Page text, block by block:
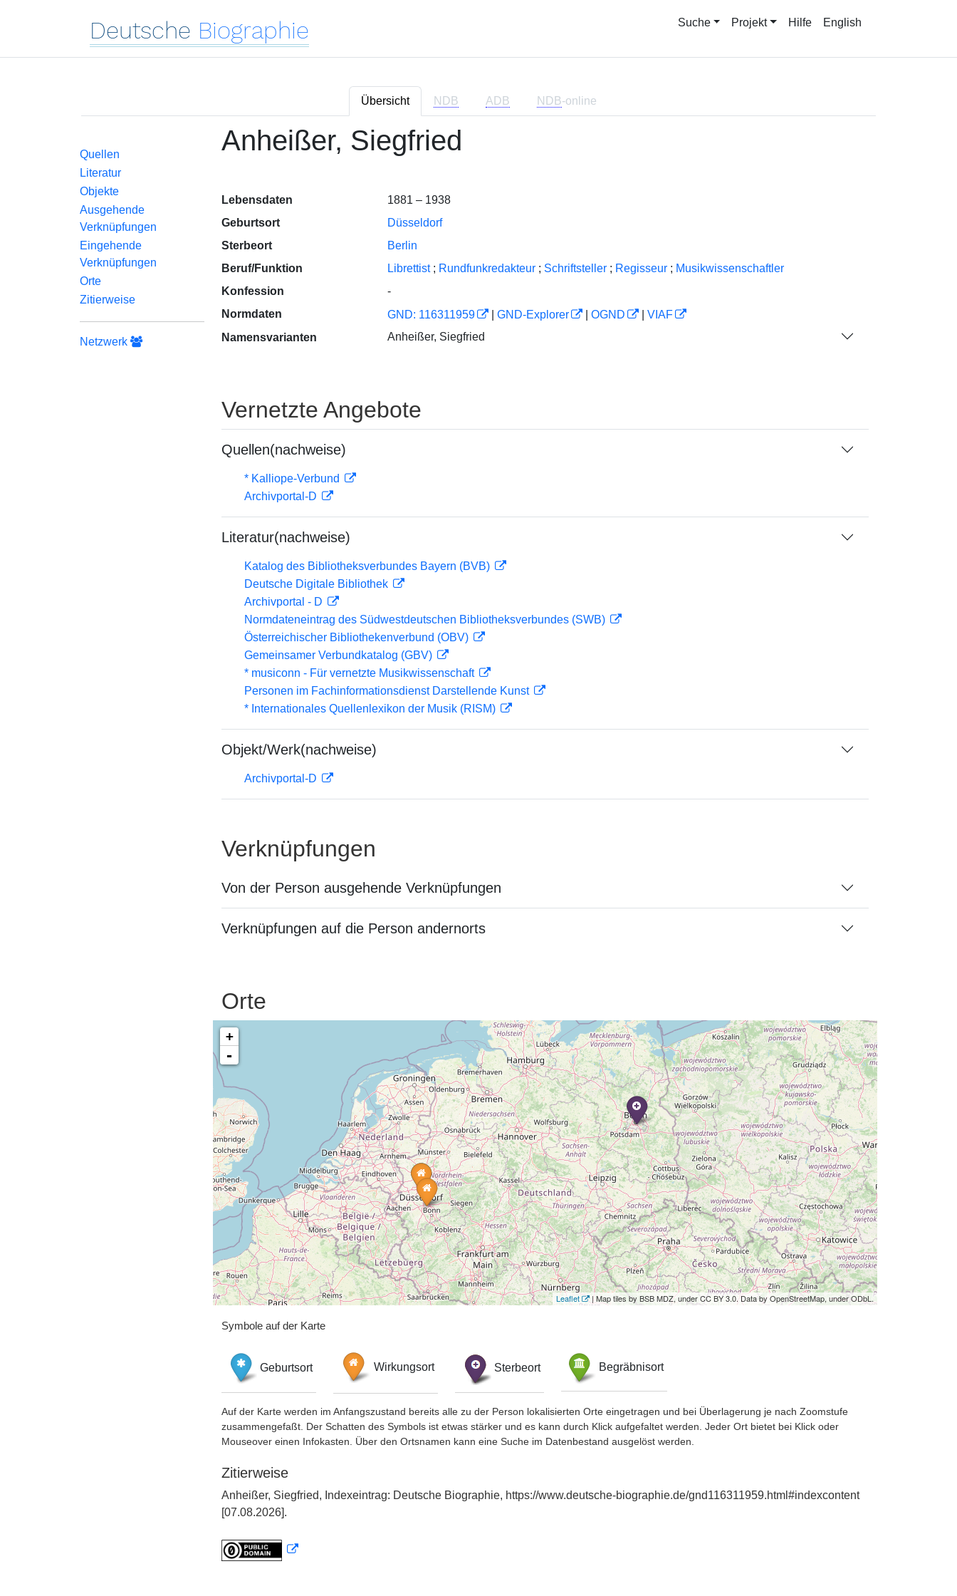
Deutsche Biographie Suche Projekt Hilfe English
Übersicht NDB ADB NDB-online
Quellen
Literatur
Objekte
Ausgehende
Verknüpfungen
Eingehende
Verknüpfungen
Orte
Zitierweise
Netzwerk
Anheißer, Siegfried
Lebensdaten
1881 – 1938
Geburtsort
Düsseldorf
Sterbeort
Berlin
Beruf/Funktion
Librettist ; Rundfunkredakteur ; Schriftsteller ; Regisseur ; Musikwissenschaftler
Konfession
-
Normdaten
GND: 116311959 GND-Explorer OGND
VIAF
Namensvarianten
Anheißer, Siegfried
Vernetzte Angebote
Quellen(nachweise)
* Kalliope-Verbund
Archivportal-D
Literatur(nachweise)
Katalog des Bibliotheksverbundes Bayern (BVB)
Deutsche Digitale Bibliothek
Archivportal - D
Normdateneintrag des Südwestdeutschen Bibliotheksverbundes (SWB)
Österreichischer Bibliothekenverbund (OBV)
Gemeinsamer Verbundkatalog (GBV)
* musiconn - Für vernetzte Musikwissenschaft
Personen im Fachinformationsdienst Darstellende Kunst
* Internationales Quellenlexikon der Musik (RISM)
Objekt/Werk(nachweise)
Archivportal-D
Verknüpfungen
Von der Person ausgehende Verknüpfungen
Verknüpfungen auf die Person andernorts
Orte
+
-
Leaflet | Map tiles by BSB MDZ, under CC BY 3.0. Data by OpenStreetMap, under ODbL.
Symbole auf der Karte
Geburtsort Wirkungsort Sterbeort Begräbnisort
Auf der Karte werden im Anfangszustand bereits alle zu der Person lokalisierten Orte eingetragen und bei Überlagerung je nach Zoomstufe
zusammengefaßt. Der Schatten des Symbols ist etwas stärker und es kann durch Klick aufgefaltet werden. Jeder Ort bietet bei Klick oder
Mouseover einen Infokasten. Über den Ortsnamen kann eine Suche im Datenbestand ausgelöst werden.
Zitierweise
Anheißer, Siegfried, Indexeintrag: Deutsche Biographie, https://www.deutsche-biographie.de/gnd116311959.html#indexcontent
[07.08.2026].